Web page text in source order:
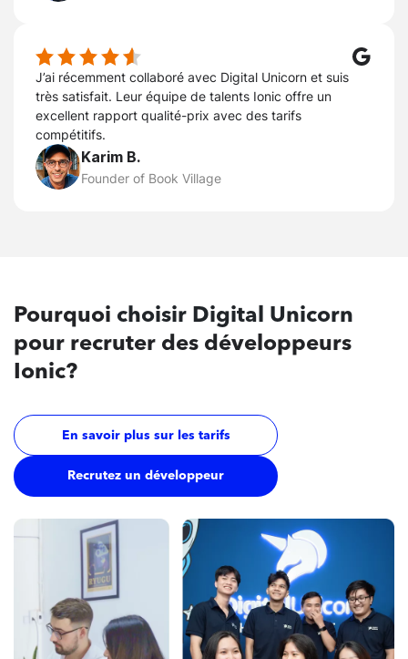
J’ai récemment collaboré avec Digital Unicorn et suis
très satisfait. Leur équipe de talents Ionic offre un
excellent rapport qualité-prix avec des tarifs
compétitifs.
Karim B.
Founder of Book Village
Pourquoi choisir Digital Unicorn
pour recruter des développeurs
Ionic?
En savoir plus sur les tarifs
Recrutez un développeur